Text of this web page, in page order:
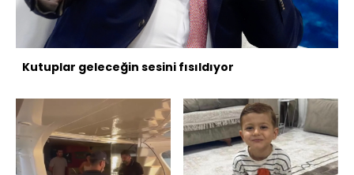
Kutuplar geleceğin sesini fısıldıyor